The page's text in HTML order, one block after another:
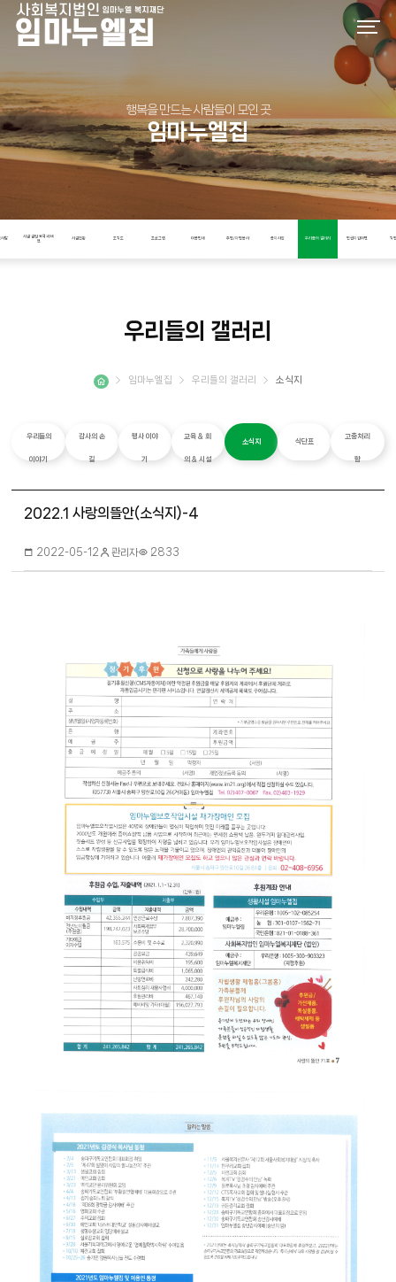
행복을 만드는 사람들이 모인 곳
임마누엘집
사말
시설 설립 목적과 비
전
시설현황 조직도 프로그램 이용안내 후원/자원봉사 공지사항 우리들의 갤러리 인권지킴이단 직
우리들의 갤러리
임마누엘집 우리들의 갤러리 소식지
우리들의
이야기
감사의 손
길
행사 이야
기
교육 & 회
의 & 시설
소식지 식단표
고충처리
함
2022.1 사랑의뜰안(소식지)-4
2022-05-12 관리자 2833